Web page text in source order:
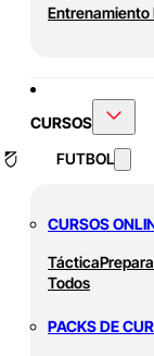
Entrenamiento
CURSOS
FUTBOL
CURSOS
Táctica
Todos
PACKS DE